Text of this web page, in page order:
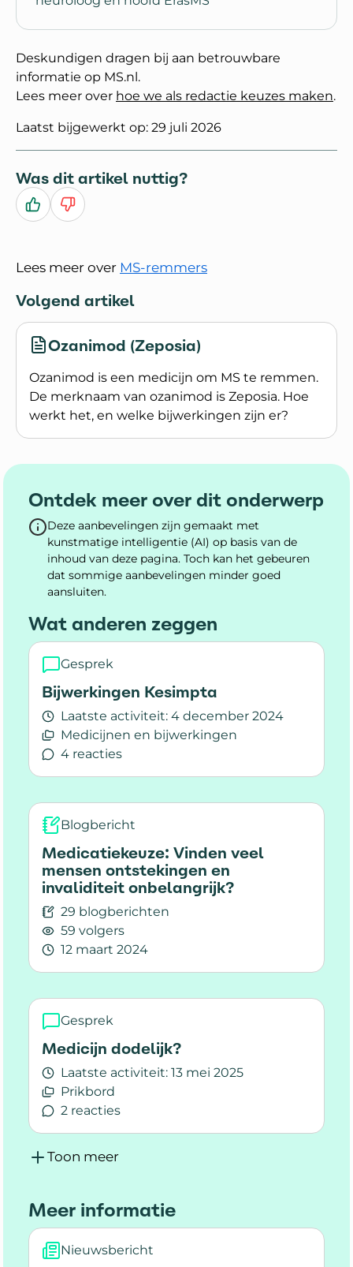
Deskundigen dragen bij aan betrouwbare
informatie op MS.nl.
Lees meer over hoe we als redactie keuzes maken.
Laatst bijgewerkt op: 29 juli 2026
Was dit artikel nuttig?
Ja Nee
Lees meer over MS-remmers
Volgend artikel
Ozanimod (Zeposia)
Ozanimod is een medicijn om MS te remmen.
De merknaam van ozanimod is Zeposia. Hoe
werkt het, en welke bijwerkingen zijn er?
Lees meer over Ozanimod (Zeposia)
Ontdek meer over dit onderwerp
Deze aanbevelingen zijn gemaakt met
kunstmatige intelligentie (AI) op basis van de
inhoud van deze pagina. Toch kan het gebeuren
dat sommige aanbevelingen minder goed
aansluiten.
Wat anderen zeggen
Gesprek
Bijwerkingen Kesimpta
Laatste activiteit: 4 december 2024
Medicijnen en bijwerkingen
4 reacties
Lees meer over Bijwerkingen Kesimpta
Blogbericht
Medicatiekeuze: Vinden veel
mensen ontstekingen en
invaliditeit onbelangrijk?
29 blogberichten
59 volgers
12 maart 2024
Lees meer over Medicatiekeuze: Vinden veel
Gesprek
Medicijn dodelijk?
Laatste activiteit: 13 mei 2025
Prikbord
2 reacties
Lees meer over Medicijn dodelijk?
Toon meer
Meer informatie
Nieuwsbericht